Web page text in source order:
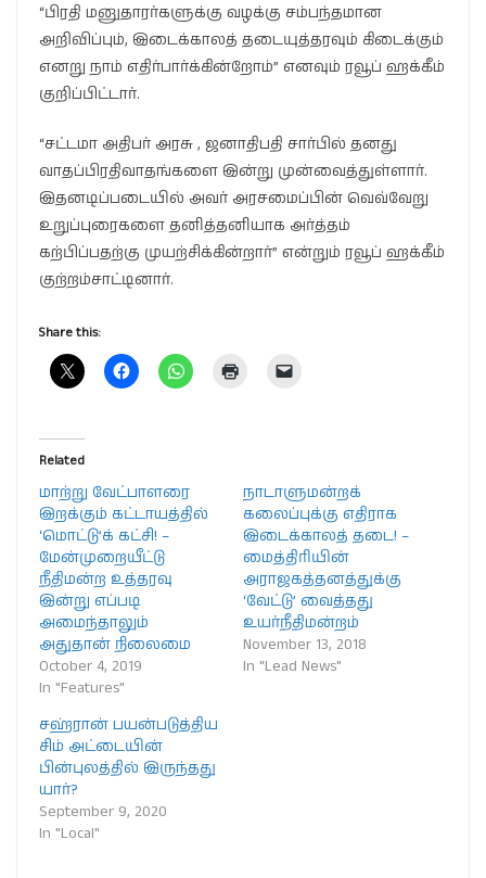
“பிரதி மனுதாரர்களுக்கு வழக்கு சம்பந்தமான
அறிவிப்பும், இடைக்காலத் தடையுத்தரவும் கிடைக்கும்
எனறு நாம் எதிர்பார்க்கின்றோம்” எனவும் ரவூப் ஹக்கீம்
குறிப்பிட்டார்.
“சட்டமா அதிபர் அரசு , ஜனாதிபதி சார்பில் தனது
வாதப்பிரதிவாதங்களை இன்று முன்வைத்துள்ளார்.
இதனடிப்படையில் அவர் அரசமைப்பின் வெவ்வேறு
உறுப்புரைகளை தனித்தனியாக அர்த்தம்
கற்பிப்பதற்கு முயற்சிக்கின்றார்” என்றும் ரவூப் ஹக்கீம்
குற்றம்சாட்டினார்.
Share this:
Related
மாற்று வேட்பாளரை
இறக்கும் கட்டாயத்தில்
‘மொட்டு’க் கட்சி! –
மேன்முறையீட்டு
நீதிமன்ற உத்தரவு
இன்று எப்படி
அமைந்தாலும்
அதுதான் நிலைமை
October 4, 2019
In "Features"
நாடாளுமன்றக்
கலைப்புக்கு எதிராக
இடைக்காலத் தடை! –
மைத்திரியின்
அராஜகத்தனத்துக்கு
‘வேட்டு’ வைத்தது
உயர்நீதிமன்றம்
November 13, 2018
In "Lead News"
சஹ்ரான் பயன்படுத்திய
சிம் அட்டையின்
பின்புலத்தில் இருந்தது
யார்?
September 9, 2020
In "Local"